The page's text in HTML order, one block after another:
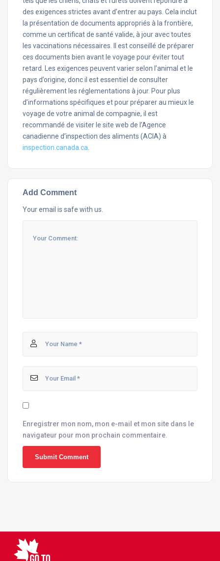
des exigences strictes avant d’entrer au pays. Cela inclut
la présentation de documents appropriés à la frontière,
comme un certificat de santé valide, à jour avec toutes
les vaccinations nécessaires. Il est conseillé de préparer
ces documents bien avant le voyage pour éviter tout
retard. Les exigences peuvent varier selon l’animal et le
pays d’origine, donc il est essentiel de consulter
régulièrement les réglementations à jour. Pour plus
d’informations spécifiques et pour préparer au mieux le
voyage de votre animal de compagnie, il est
recommandé de visiter le site web de l’Agence
canadienne d’inspection des aliments (ACIA) à
inspection.canada.ca
Add Comment
Your email is safe with us.
Enregistrer mon nom, mon e-mail et mon site dans le
navigateur pour mon prochain commentaire.